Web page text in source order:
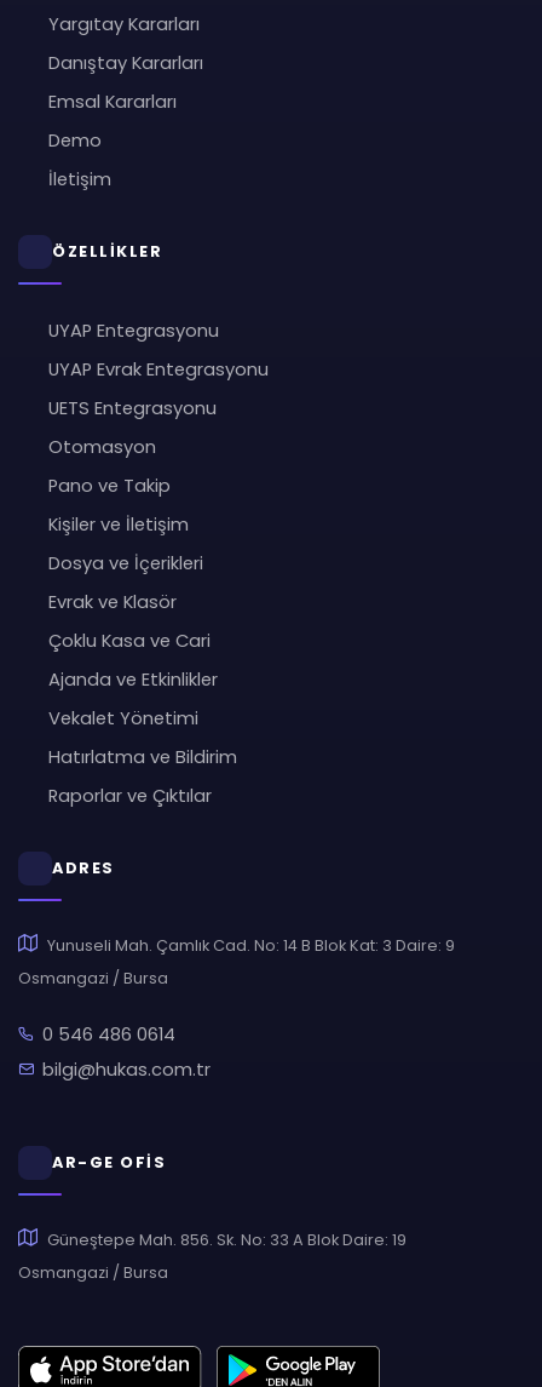
Yargıtay Kararları
Danıştay Kararları
Emsal Kararları
Demo
İletişim
ÖZELLİKLER
UYAP Entegrasyonu
UYAP Evrak Entegrasyonu
UETS Entegrasyonu
Otomasyon
Pano ve Takip
Kişiler ve İletişim
Dosya ve İçerikleri
Evrak ve Klasör
Çoklu Kasa ve Cari
Ajanda ve Etkinlikler
Vekalet Yönetimi
Hatırlatma ve Bildirim
Raporlar ve Çıktılar
ADRES
Yunuseli Mah. Çamlık Cad. No: 14 B Blok Kat: 3 Daire: 9
Osmangazi / Bursa
0 546 486 0614
bilgi@hukas.com.tr
AR-GE OFİS
Güneştepe Mah. 856. Sk. No: 33 A Blok Daire: 19
Osmangazi / Bursa